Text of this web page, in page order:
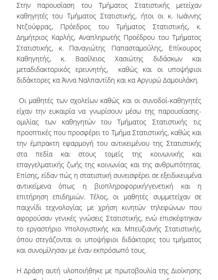
EVENT CALENDAR
ANTONIADOU LAB CALENDAR
SCHOOL OF INFORMATION SCIENCES AND
TECHNOLOGY
FACULTY
RESIDENT FACULTY MEMBERS
SPECIAL TEACHING LABORATORIAL STAFF
SPECIAL TECHNICAL LABORATORIAL STAFF
ADMINISTRATIVE STAFF
DEPARTMENT REGISTERS
EMERITUS
POST DOC RESEARCHERS
HONORARY MEMBERS
FACULTY OFFICE HOURS
Στην παρουσίαση του Τμήματος Στατιστικής μετείχαν
καθηγητές του Τμήματος Στατιστικής, ήτοι οι κ. Ιωάννης
Ντζούφρας, Πρόεδρος του Τμήματος Στατιστικής, κ.
Δημήτριος Καρλής, Αναπληρωτής Προέδρου του Τμήματος
Στατιστικής, κ. Παναγιώτης Παπασταμούλης, Επίκουρος
Καθηγητής, κ. Βασίλειος Χασιώτης διδάσκων και
μεταδιδακτορικός ερευνητής, καθώς και οι υποψήφιοι
διδάκτορες κα Άννα Ναλπαντίδη και κα Αργυρώ Δαμουλάκη.
Οι μαθητές των σχολείων καθώς και οι συνοδοί-καθηγητές
είχαν την ευκαιρία να γνωρίσουν μέσω της παρουσίασης-
ομιλίας των καθηγητών του Τμήματος Στατιστικής τις
προοπτικές που προσφέρει το Τμήμα Στατιστικής, καθώς και
την έμπρακτη εφαρμογή του αντικειμένου της Στατιστικής
στα πεδία και στους τομείς της κοινωνικής και
επαγγελματικής ζωής της κοινωνίας και της ανθρωπότητας.
Επίσης, είδαν πώς η στατιστική συνεισφέρει σε εξειδικευμένα
αντικείμενα όπως η βιοπληροφορική/γενετική και η
επιτήρηση επιδημιών. Τέλος, οι μαθητές συμμετείχαν σε
παιχνίδι τεχνολογίας με χρήση κινητών τηλεφώνων που
αφορούσαν γενικές γνώσεις Στατιστικής, ενώ επισκέφτηκαν
το εργαστήριο Υπολογιστικής και Μπεϋζιανής Στατιστικής,
όπου στεγάζονται οι υποψήφιοι διδάκτορες του τμήματος
και συνομίλησαν με έναν εκπρόσωπό τους.
Η Δράση αυτή υλοποιήθηκε με πρωτοβουλία της Διοίκησης